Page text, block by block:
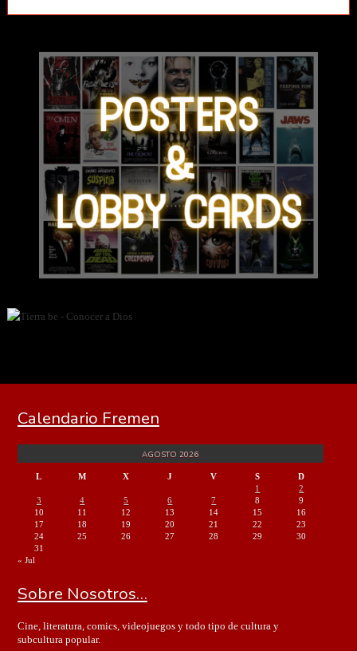
Calendario Fremen
AGOSTO 2026
L M X J V S
D
1
2
3
4 5 6 7 8
9
10
11 12 13 14 15
16
17
18 19 20 21 22
23
24
25 26 27 28 29
30
31
« Jul
Sobre Nosotros…
Cine, literatura, comics, videojuegos y todo tipo de cultura y
subcultura popular.